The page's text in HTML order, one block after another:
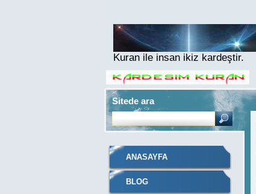
Kuran ile insan ikiz kardeştir.
ANASAYFA
BLOG
Sitede ara